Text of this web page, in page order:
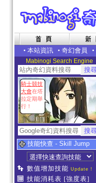
• 本站資訊 • 奇幻會員 •
Mabinogi Search Engine
騎士競技
大會在塔
拉定期舉
行！
技能快查 - Skill Jump
數值增加技能 Update !
技能消耗表 [強度表]